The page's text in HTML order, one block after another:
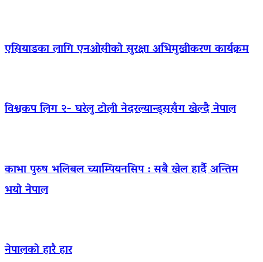
एसियाडका लागि एनओसीको सुरक्षा अभिमुखीकरण कार्यक्रम
विश्वकप लिग २- घरेलु टोली नेदरल्यान्ड्ससँग खेल्दै नेपाल
काभा पुरुष भलिबल च्याम्पियनसिप : सबै खेल हार्दै अन्तिम
भयो नेपाल
नेपालको हारै हार